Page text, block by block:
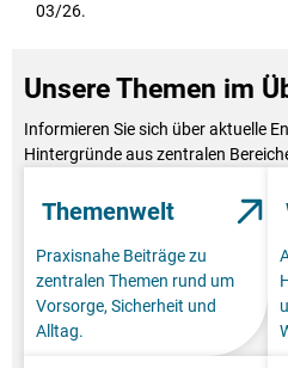
03/26.
Unsere Themen im
Informieren Sie sich über aktuelle
Hintergründe aus zentralen
Themenwelt
Praxisnahe Beiträge zu
zentralen Themen rund um
Vorsorge, Sicherheit und
Alltag.